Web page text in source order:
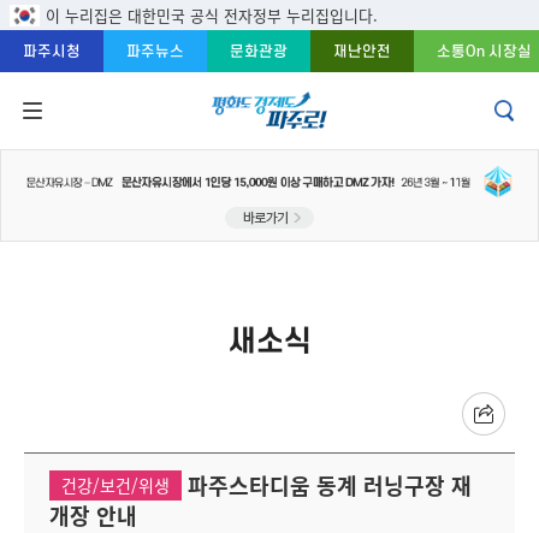
본문 바로가기
주메뉴 바로가기
푸터 바로가기
이 누리집은 대한민국 공식 전자정부 누리집입니다.
파주시청 파주뉴스 문화관광 재난안전 소통On 시장실
새소식
건강/보건/위생
파주스타디움 동계 러닝구장 재
개장 안내